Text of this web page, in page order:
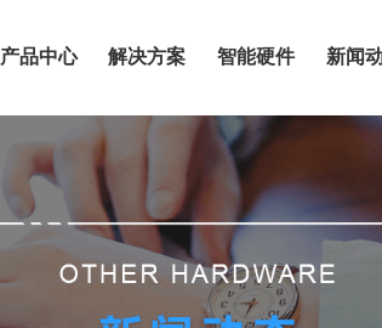
产品中心 解决方案 智能硬件 新闻